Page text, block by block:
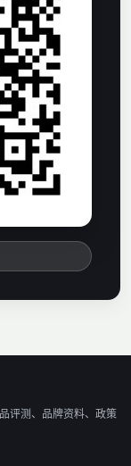
评测、品牌资料、政策